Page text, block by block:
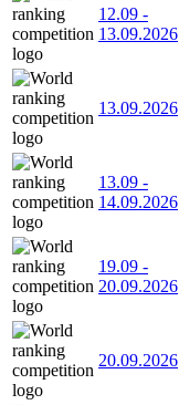
12.09 -
13.09.2026
13.09.2026
13.09 -
14.09.2026
19.09 -
20.09.2026
20.09.2026